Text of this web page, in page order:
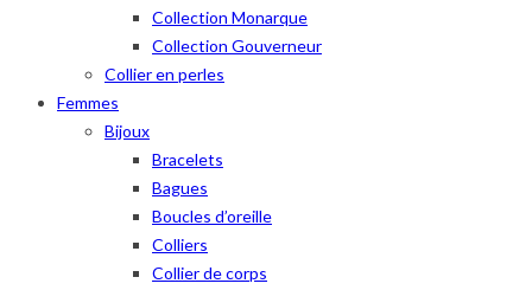
Collection Monarque
Collection Gouverneur
Collier en perles
Femmes
Bijoux
Bracelets
Bagues
Boucles d’oreille
Colliers
Collier de corps